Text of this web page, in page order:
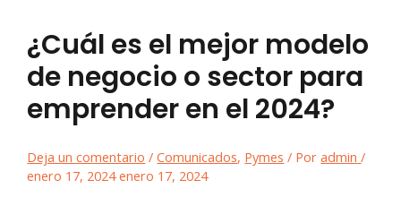
¿Cuál es el mejor modelo
de negocio o sector para
emprender en el 2024?
Deja un comentario /Comunicados, Pymes / Poradmin /
enero 17, 2024enero 17, 2024